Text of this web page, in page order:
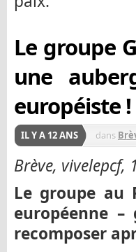
Le groupe
une
européiste !
IL Y A 12 ANS dans
Brève, vivelepcf,
Le groupe au
européenne
recomposer